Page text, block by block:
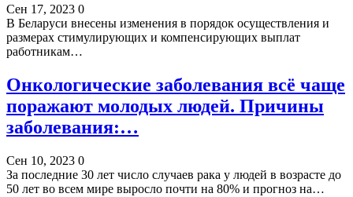
Сен 17, 2023 0
В Беларуси внесены изменения в порядок осуществления и
размерах стимулирующих и компенсирующих выплат
работникам…
Онкологические заболевания всё чаще
поражают молодых людей. Причины
заболевания:…
Сен 10, 2023 0
За последние 30 лет число случаев рака у людей в возрасте до
50 лет во всем мире выросло почти на 80% и прогноз на…